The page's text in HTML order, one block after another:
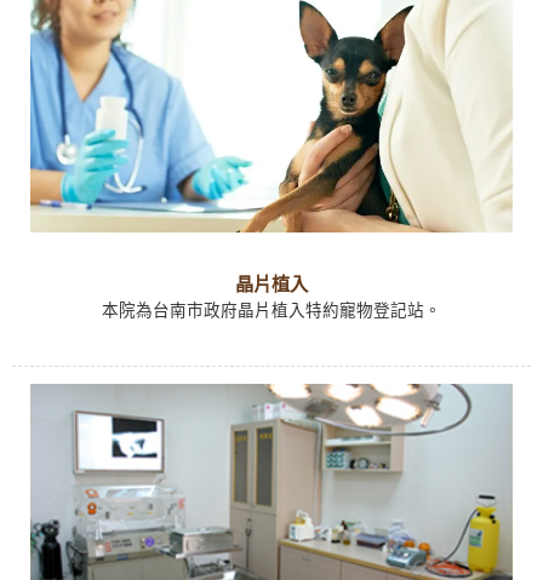
晶片植入
本院為台南市政府晶片植入特約寵物登記站。